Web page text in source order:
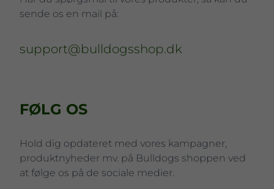
sende os en mail på:
support@bulldogsshop.dk
FØLG OS
Hold dig opdateret med vores kampagner,
produktnyheder mv. på Bulldogs shoppen ved
at følge os på de sociale medier.